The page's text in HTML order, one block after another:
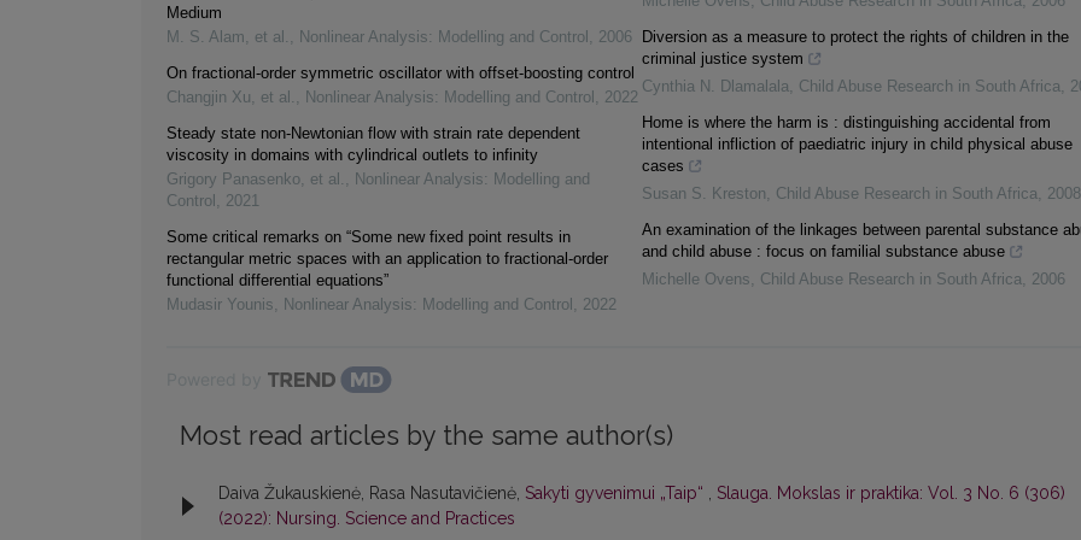
Medium
M. S. Alam, et al. , Nonlinear Analysis: Modelling and Control , 2006
On fractional-order symmetric oscillator with offset-boosting control
Changjin Xu, et al. , Nonlinear Analysis: Modelling and Control , 2022
Steady state non-Newtonian flow with strain rate dependent
viscosity in domains with cylindrical outlets to infinity
Grigory Panasenko, et al. , Nonlinear Analysis: Modelling and
Control , 2021
Some critical remarks on “Some new fixed point results in
rectangular metric spaces with an application to fractional-order
functional differential equations”
Mudasir Younis, Nonlinear Analysis: Modelling and Control , 2022
Diversion as a measure to protect the rights of children in the
criminal justice system
Cynthia N. Dlamalala, Child Abuse Research in South Africa,
Home is where the harm is : distinguishing accidental from
intentional infliction of paediatric injury in child physical abuse
cases
Susan S. Kreston, Child Abuse Research in South Africa, 2008
An examination of the linkages between parental substance
and child abuse : focus on familial substance abuse
Michelle Ovens, Child Abuse Research in South Africa, 2006
Most read articles by the same author(s)
Daiva Žukauskienė, Rasa Nasutavičienė, Sakyti gyvenimui „Taip“ , Slauga. Mokslas ir praktika: Vol. 3 No. 6 (306)
(2022): Nursing. Science and Practices